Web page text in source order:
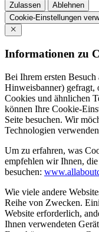
Zulassen
Ablehnen
Cookie-Einstellungen
Informationen zu
Bei Ihrem ersten
Hinweisbanner) gefragt,
Cookies und ähnlichen
können Ihre Cookie-
Seite besuchen. Wir
Technologien
Um zu erfahren, was
empfehlen wir Ihnen,
besuchen:
Wie viele andere
Reihe von Zwecken.
Website erforderlich,
Ihnen verwendeten